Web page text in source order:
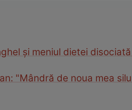
şi meniul dietei
"Mândră de noua mea